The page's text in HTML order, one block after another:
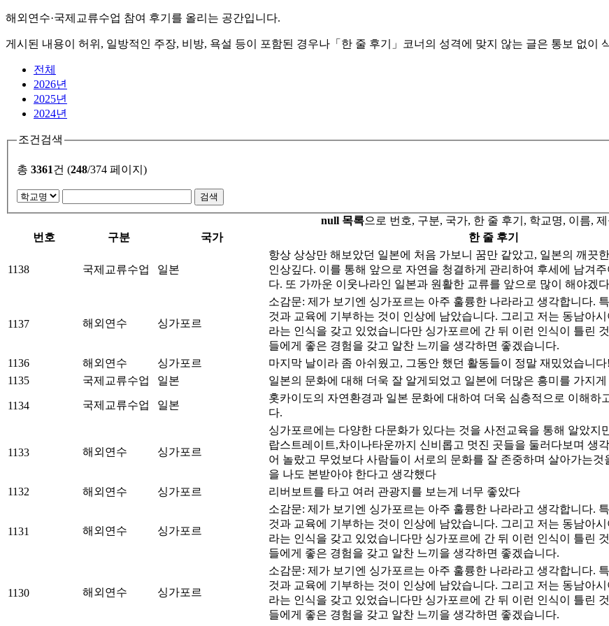
해외연수·국제교류수업 참여 후기를 올리는 공간입니다.
게시된 내용이 허위, 일방적인 주장, 비방, 욕설 등이 포함된 경우나「한 줄 후기」코너의 성격에 맞지 않는 글은 통보 없이
전체
2026년
2025년
2024년
조건검색
총 3361건 (248/374 페이지)
null 목록으로 번호, 구분, 국가, 한 줄 후기, 학교명, 이름,
번호
구분 국가 한 줄 후기
1138 국제교류수업 일본
항상 상상만 해보았던 일본에 처음 가보니 꿈만 같았고, 일본의 깨끗
인상깊다. 이를 통해 앞으로 자연을 청결하게 관리하여 후세에 남겨
다. 또 가까운 이웃나라인 일본과 원활한 교류를 앞으로 많이 해야겠
1137 해외연수 싱가포르
소감문: 제가 보기엔 싱가포르는 아주 훌륭한 나라라고 생각합니다.
것과 교육에 기부하는 것이 인상에 남았습니다. 그리고 저는 동남아
라는 인식을 갖고 있었습니다만 싱가포르에 간 뒤 이런 인식이 틀린
들에게 좋은 경험을 갖고 알찬 느끼을 생각하면 좋겠습니다.
1136 해외연수 싱가포르 마지막 날이라 좀 아쉬웠고, 그동안 했던 활동들이 정말 재밌었습니다
1135
국제교류수업 일본 일본의 문화에 대해 더욱 잘 알게되었고 일본에 더많은 흥미를 가지
1134 국제교류수업 일본
홋카이도의 자연환경과 일본 문화에 대하여 더욱 심층적으로 이해하
다.
1133 해외연수 싱가포르
싱가포르에는 다양한 다문화가 있다는 것을 사전교육을 통해 알았지
랍스트레이트,차이나타운까지 신비롭고 멋진 곳들을 둘러다보며 생
어 놀랐고 무었보다 사람들이 서로의 문화를 잘 존중하며 살아가는것
을 나도 본받아야 한다고 생각했다
1132 해외연수 싱가포르 리버보트를 타고 여러 관광지를 보는게 너무 좋았다
1131 해외연수 싱가포르
소감문: 제가 보기엔 싱가포르는 아주 훌륭한 나라라고 생각합니다.
것과 교육에 기부하는 것이 인상에 남았습니다. 그리고 저는 동남아
라는 인식을 갖고 있었습니다만 싱가포르에 간 뒤 이런 인식이 틀린
들에게 좋은 경험을 갖고 알찬 느끼을 생각하면 좋겠습니다.
1130 해외연수 싱가포르
소감문: 제가 보기엔 싱가포르는 아주 훌륭한 나라라고 생각합니다.
것과 교육에 기부하는 것이 인상에 남았습니다. 그리고 저는 동남아
라는 인식을 갖고 있었습니다만 싱가포르에 간 뒤 이런 인식이 틀린
들에게 좋은 경험을 갖고 알찬 느끼을 생각하면 좋겠습니다.